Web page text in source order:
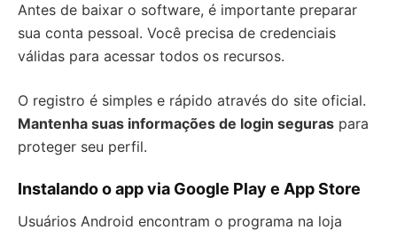
Antes de baixar o software, é importante preparar
sua conta pessoal. Você precisa de credenciais
válidas para acessar todos os recursos.
O registro é simples e rápido através do site oficial.
Mantenha suas informações de login seguras para
proteger seu perfil.
Instalando o app via Google Play e App Store
Usuários Android encontram o programa na loja